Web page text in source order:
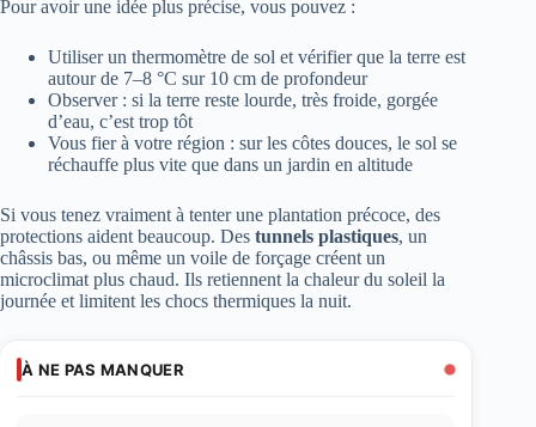
Pour avoir une idée plus précise, vous pouvez :
Utiliser un thermomètre de sol et vérifier que la terre est
autour de 7–8 °C sur 10 cm de profondeur
Observer : si la terre reste lourde, très froide, gorgée
d’eau, c’est trop tôt
Vous fier à votre région : sur les côtes douces, le sol se
réchauffe plus vite que dans un jardin en altitude
Si vous tenez vraiment à tenter une plantation précoce, des
protections aident beaucoup. Des tunnels plastiques, un
châssis bas, ou même un voile de forçage créent un
microclimat plus chaud. Ils retiennent la chaleur du soleil la
journée et limitent les chocs thermiques la nuit.
À NE PAS MANQUER